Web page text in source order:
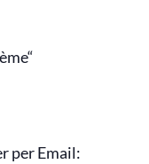
per Email: